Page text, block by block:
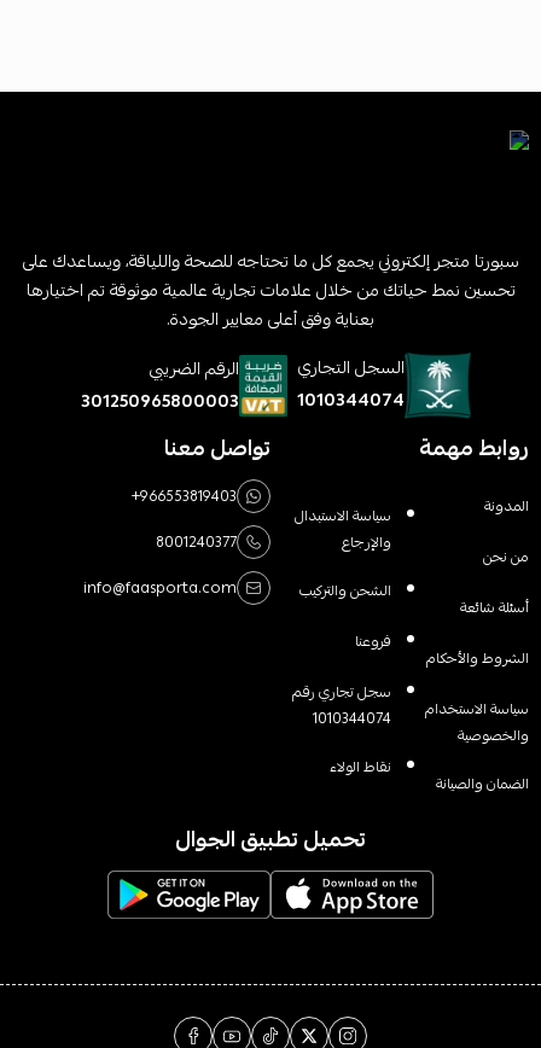
سبورتا متجر إلكتروني يجمع كل ما تحتاجه للصحة واللياقة، ويساعدك على
تحسين نمط حياتك من خلال علامات تجارية عالمية موثوقة تم اختيارها
بعناية وفق أعلى معايير الجودة.
السجل التجاري
1010344074
الرقم الضريبي
301250965800003
روابط مهمة
المدونة
من نحن
أسئلة شائعة
الشروط والأحكام
سياسة الاستخدام
والخصوصية
الضمان والصيانة
سياسة الاستبدال
والإرجاع
الشحن والتركيب
فروعنا
سجل تجاري رقم
1010344074
نقاط الولاء
تواصل معنا
+966553819403
8001240377
info@faasporta.com
تحميل تطبيق الجوال